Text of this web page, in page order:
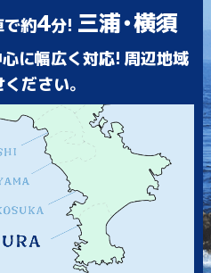
約4分! 三浦・横須
に幅広く対応! 周辺地域
ださい。